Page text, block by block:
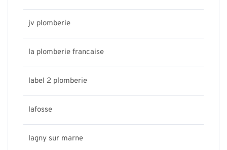
jv plomberie
la plomberie francaise
label 2 plomberie
lafosse
lagny sur marne